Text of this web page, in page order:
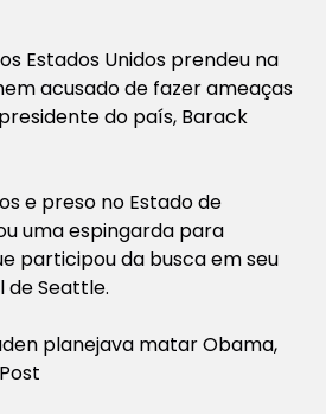
Estados Unidos prendeu na
acusado de fazer ameaças
do país, Barack
e preso no Estado de
uma espingarda para
participou da busca em seu
Seattle.
planejava matar Obama,